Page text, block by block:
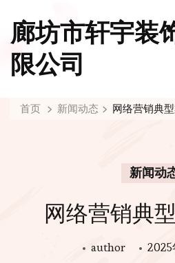
廊坊市轩宇装
限公司
首页 新闻动态 网络营销典
新闻动
网络营销典
author